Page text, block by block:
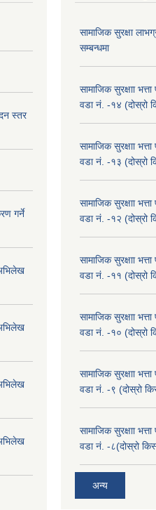
स्तर
गर्ने
अभिलेख
अभिलेख
अभिलेख
अभिलेख
सामाजिक सुरक्षा
सम्बन्धमा
सामाजिक सुरक्षाा
वडा नं. -१४ (दोस्रो
सामाजिक सुरक्षाा
वडा नं. -१३ (दोस्रो
सामाजिक सुरक्षाा
वडा नं. -१२ (दोस्रो
सामाजिक सुरक्षाा
वडा नं. -११ (दोस्रो
सामाजिक सुरक्षाा
वडा नं. -१० (दोस्रो
सामाजिक सुरक्षाा
वडा नं. -९ (दोस्रो
सामाजिक सुरक्षाा
वडा नं. -८(दोस्रो
अन्य